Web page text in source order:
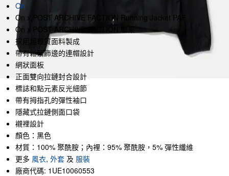
On
On x POST ARCHIVE FACTION Running Jacket PAF
On x POST ARCHIVE FACTION 聯乘
採用超輕質面料製成
帶有鬆緊飾邊的連帽設計
網狀面板
正面雙向拉鏈封合設計
標誌和點元素反光細節
帶有拇指孔的彈性袖口
隱藏式拉鏈側面口袋
襯裡設計
顏色：黑色
材質：100% 聚酰胺；內裡：95% 聚酰胺，5% 彈性纖維
更多 風衣, 外套 及 服裝
廠商代碼: 1UE10060553